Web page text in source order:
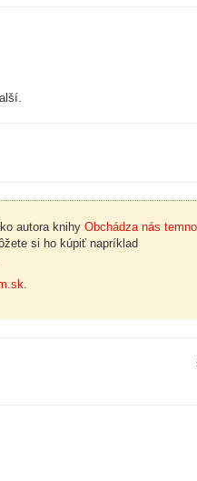
autora knihy Obchádza nás
si ho kúpiť napríklad
.